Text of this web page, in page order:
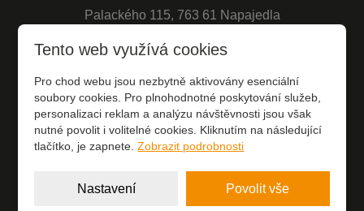
Palackého 115, 763 61 Napajedla
+420730 896 799
(po-pá 8:00-16:00)
recepce@hotelchmelnice.cz
Tento web využívá cookies
Pro chod webu jsou nezbytně aktivovány esenciální
soubory cookies. Pro plnohodnotné poskytování služeb,
personalizaci reklam a analýzu návštěvnosti jsou však
nutné povolit i volitelné cookies. Kliknutím na následující
tlačítko, je zapnete.Zobrazit podrobnosti
Nastavení Povolit vše